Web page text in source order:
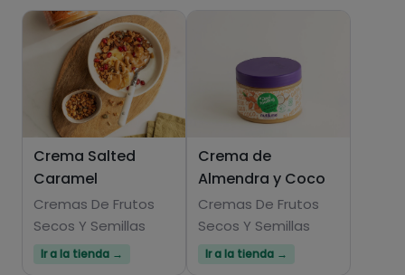
Hazte PLUS para ver la información nutricional
de las recetas, y desbloquear muchas más
funcionalidades PLUS.
Pásate al PLUS
Crema Salted
Caramel
Cremas De Frutos
Secos Y Semillas
Ir a la tienda →
Crema de
Almendra y Coco
Cremas De Frutos
Secos Y Semillas
Ir a la tienda →